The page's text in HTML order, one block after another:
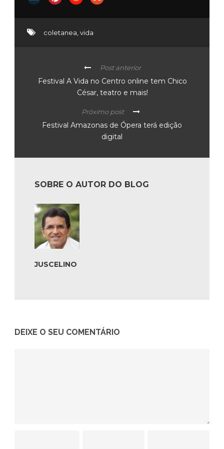
coletanea,vida
Post anterior
Festival A Vida no Centro online tem Chico
César, teatro e mais!
Próximo post
Festival Amazonas de Ópera terá edição
digital
SOBRE O AUTOR DO BLOG
JUSCELINO
DEIXE O SEU COMENTÁRIO